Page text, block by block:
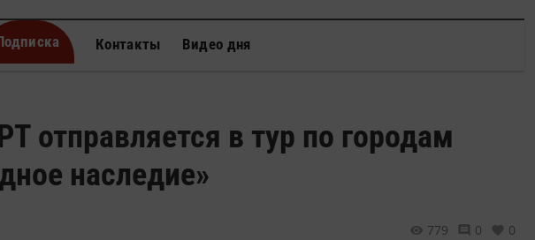
Контакты Видео дня
отправляется в тур по городам
наследие»
779 0 0